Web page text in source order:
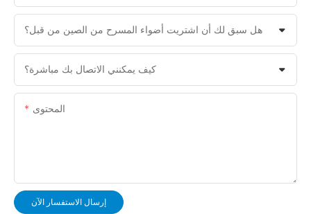
هل سبق لك أن اشتريت أضواء المسرح من الصين من قبل؟
كيف يمكنني الاتصال بك مباشرة؟
المحتوى
إرسال الاستفسار الآن